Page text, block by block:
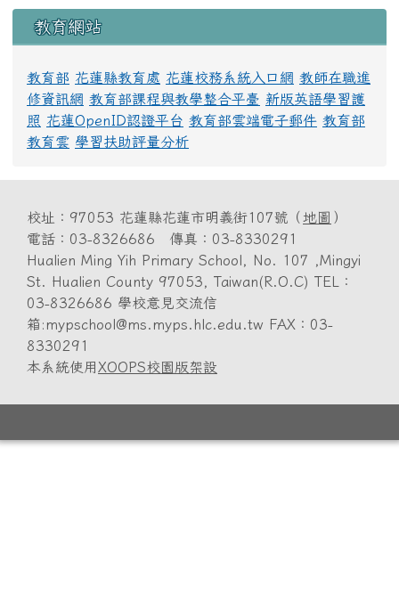
教育網站
教育部 花蓮縣教育處 花蓮校務系統入口網 教師在職進
修資訊網 教育部課程與教學整合平臺 新版英語學習護
照 花蓮OpenID認證平台 教育部雲端電子郵件 教育部
教育雲 學習扶助評量分析
校址：97053 花蓮縣花蓮市明義街107號（ 地圖 ）
電話：03-8326686 傳真：03-8330291
Hualien Ming Yih Primary School, No. 107 ,Mingyi
St. Hualien County 97053, Taiwan(R.O.C) TEL：
03-8326686 學校意見交流信
箱:mypschool@ms.myps.hlc.edu.tw FAX：03-
8330291
本系統使用 XOOPS校園版架設